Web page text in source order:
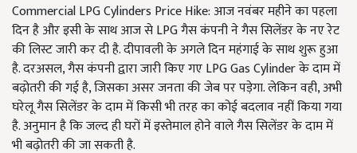
Commercial LPG Cylinders Price Hike: आज नवंबर महीने का पहला
दिन है और इसी के साथ आज से LPG गैस कंपनी ने गैस सिलेंडर के नए रेट
की लिस्ट जारी कर दी है. दीपावली के अगले दिन महंगाई के साथ शुरू हुआ
है. दरअसल, गैस कंपनी द्वारा जारी किए गए LPG Gas Cylinder के दाम में
बढ़ोतरी की गई है, जिसका असर जनता की जेब पर पड़ेगा. लेकिन वही, अभी
घरेलू गैस सिलेंडर के दाम में किसी भी तरह का कोई बदलाव नहीं किया गया
है. अनुमान है कि जल्द ही घरों में इस्तेमाल होने वाले गैस सिलेंडर के दाम में
भी बढ़ोतरी की जा सकती है.